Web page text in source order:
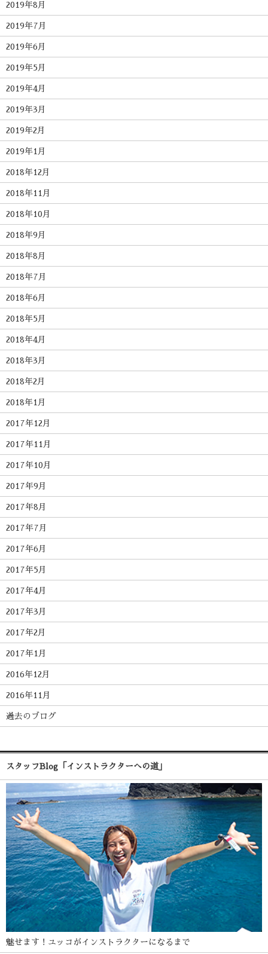
2019年8月
2019年7月
2019年6月
2019年5月
2019年4月
2019年3月
2019年2月
2019年1月
2018年12月
2018年11月
2018年10月
2018年9月
2018年8月
2018年7月
2018年6月
2018年5月
2018年4月
2018年3月
2018年2月
2018年1月
2017年12月
2017年11月
2017年10月
2017年9月
2017年8月
2017年7月
2017年6月
2017年5月
2017年4月
2017年3月
2017年2月
2017年1月
2016年12月
2016年11月
過去のブログ
スタッフBlog「インストラクターへの道」
魅せます！ユッコがインストラクターになるまで